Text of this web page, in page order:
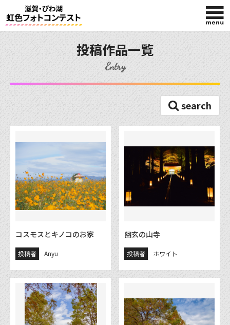
投稿作品一覧
Entry
search
コスモスとキノコのお家
投稿者 Anyu
幽玄の山寺
投稿者 ホワイト